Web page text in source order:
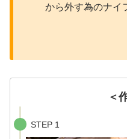
から外す為のナイ
＜
STEP 1